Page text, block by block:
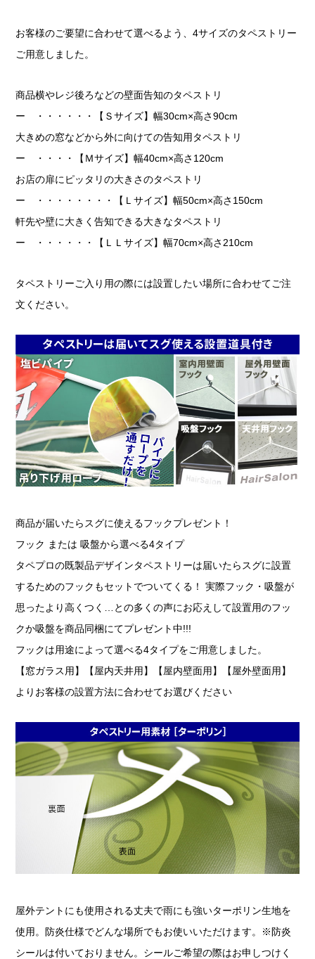
お客様のご要望に合わせて選べるよう、4サイズのタペストリー
ご用意しました。
商品横やレジ後ろなどの壁面告知のタペストリ
ー ・・・・・・【Ｓサイズ】幅30cm×高さ90cm
大きめの窓などから外に向けての告知用タペストリ
ー ・・・・【Ｍサイズ】幅40cm×高さ120cm
お店の扉にピッタリの大きさのタペストリ
ー ・・・・・・・・【Ｌサイズ】幅50cm×高さ150cm
軒先や壁に大きく告知できる大きなタペストリ
ー ・・・・・・【ＬＬサイズ】幅70cm×高さ210cm
タペストリーご入り用の際には設置したい場所に合わせてご注
文ください。
商品が届いたらスグに使えるフックプレゼント！
フック または 吸盤から選べる4タイプ
タペプロの既製品デザインタペストリーは届いたらスグに設置
するためのフックもセットでついてくる！ 実際フック・吸盤が
思ったより高くつく…との多くの声にお応えして設置用のフッ
クか吸盤を商品同梱にてプレゼント中!!!
フックは用途によって選べる4タイプをご用意しました。
【窓ガラス用】【屋内天井用】【屋内壁面用】【屋外壁面用】
よりお客様の設置方法に合わせてお選びください
屋外テントにも使用される丈夫で雨にも強いターポリン生地を
使用。防炎仕様でどんな場所でもお使いいただけます。※防炎
シールは付いておりません。シールご希望の際はお申しつけく